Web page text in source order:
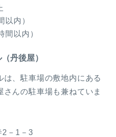
以内）
間以内）
丹後屋）
、駐車場の敷地内にある
さんの駐車場も兼ねていま
2－1－3